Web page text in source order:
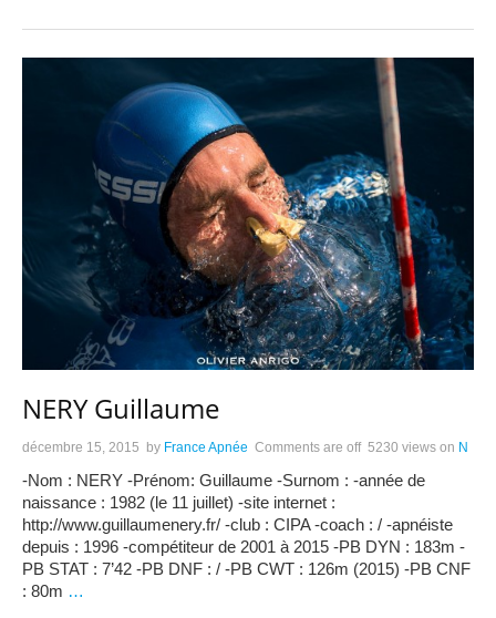
NERY Guillaume
décembre 15, 2015 by France Apnée Comments are off 5230 views on N
-Nom : NERY -Prénom: Guillaume -Surnom : -année de
naissance : 1982 (le 11 juillet) -site internet :
http://www.guillaumenery.fr/ -club : CIPA -coach : / -apnéiste
depuis : 1996 -compétiteur de 2001 à 2015 -PB DYN : 183m -
PB STAT : 7’42 -PB DNF : / -PB CWT : 126m (2015) -PB CNF
: 80m …